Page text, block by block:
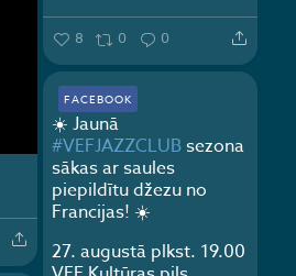
8 0 0
☀️ Jaunā
#VEFJAZZCLUBsezona
sākas ar saules
piepildītu džezu no
Francijas! ☀️
27. augustā plkst. 19.00
FACEBOOK